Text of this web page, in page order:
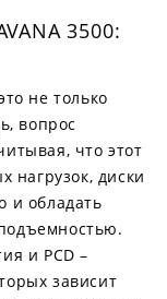
3500:
не только
вопрос
что этот
нагрузок, диски
и обладать
и PCD –
зависит